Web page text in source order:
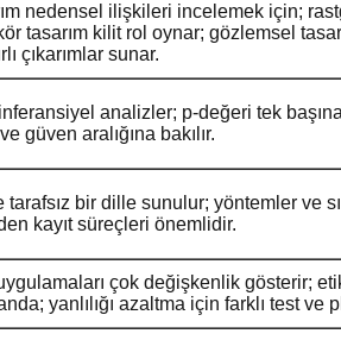
nedensel ilişkileri incelemek için;
tasarım kilit rol oynar; gözlemsel
çıkarımlar sunar.
inferansiyel analizler; p-değeri tek
güven aralığına bakılır.
bir dille sunulur; yöntemler ve
kayıt süreçleri önemlidir.
çok değişkenlik gösterir;
yanlılığı azaltma için farklı test ve